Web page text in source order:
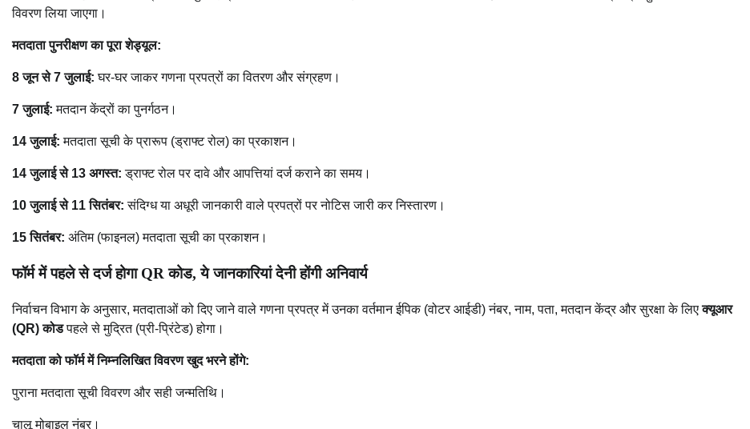
विवरण लिया जाएगा।
मतदाता पुनरीक्षण का पूरा शेड्यूल:
8 जून से 7 जुलाई: घर-घर जाकर गणना प्रपत्रों का वितरण और संग्रहण।
7 जुलाई: मतदान केंद्रों का पुनर्गठन।
14 जुलाई: मतदाता सूची के प्रारूप (ड्राफ्ट रोल) का प्रकाशन।
14 जुलाई से 13 अगस्त: ड्राफ्ट रोल पर दावे और आपत्तियां दर्ज कराने का समय।
10 जुलाई से 11 सितंबर: संदिग्ध या अधूरी जानकारी वाले प्रपत्रों पर नोटिस जारी कर निस्तारण।
15 सितंबर: अंतिम (फाइनल) मतदाता सूची का प्रकाशन।
फॉर्म में पहले से दर्ज होगा QR कोड, ये जानकारियां देनी होंगी अनिवार्य
निर्वाचन विभाग के अनुसार, मतदाताओं को दिए जाने वाले गणना प्रपत्र में उनका वर्तमान ईपिक (वोटर आईडी) नंबर, नाम, पता, मतदान केंद्र और सुरक्षा के लिएक्यूआर
(QR) कोडपहले से मुद्रित (प्री-प्रिंटेड) होगा।
मतदाता को फॉर्म में निम्नलिखित विवरण खुद भरने होंगे:
पुराना मतदाता सूची विवरण और सही जन्मतिथि।
चालू मोबाइल नंबर।